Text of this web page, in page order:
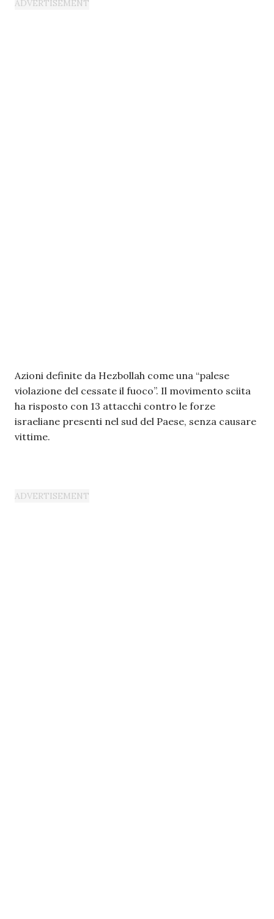
Azioni definite da Hezbollah come una “palese
violazione del cessate il fuoco”. Il movimento sciita
ha risposto con 13 attacchi contro le forze
israeliane presenti nel sud del Paese, senza causare
vittime.